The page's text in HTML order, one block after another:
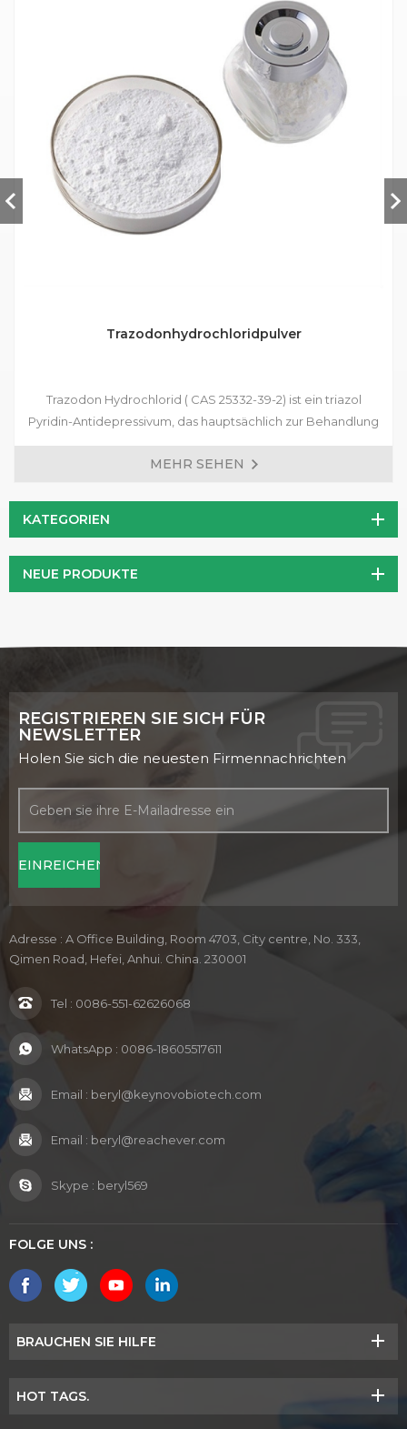
Trazodonhydrochloridpulver
Trazodon Hydrochlorid ( CAS 25332-39-2) ist ein triazol
Pyridin-Antidepressivum, das hauptsächlich zur Behandlung
verschiedener Arten von Depressionen, Angststörungen
verwendet wird, begleitet von depressionen Symptomen,
MEHR SEHEN
KATEGORIEN
NEUE PRODUKTE
REGISTRIEREN SIE SICH FÜR
NEWSLETTER
Holen Sie sich die neuesten Firmennachrichten
Adresse : A Office Building, Room 4703, City centre, No. 333,
Qimen Road, Hefei, Anhui. China. 230001
Tel : 0086-551-62626068
WhatsApp : 0086-18605517611
Email : beryl@keynovobiotech.com
Email : beryl@reachever.com
Skype : beryl569
FOLGE UNS :
BRAUCHEN SIE HILFE
HOT TAGS.